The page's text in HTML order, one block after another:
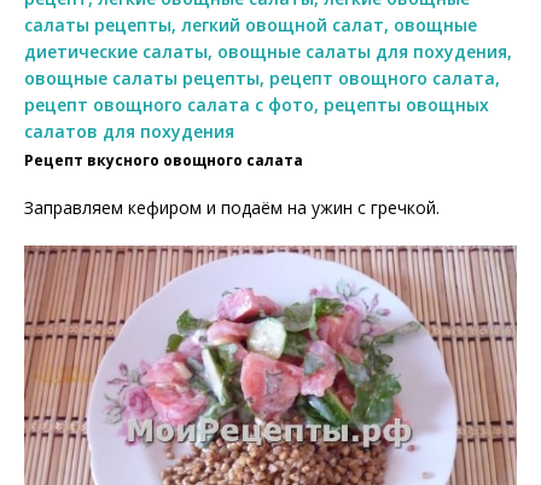
Рецепт вкусного овощного салата
Заправляем кефиром и подаём на ужин с гречкой.